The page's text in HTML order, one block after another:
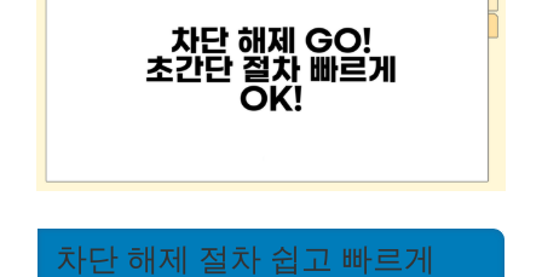
차단 해제 절차 쉽고 빠르게